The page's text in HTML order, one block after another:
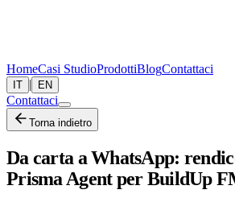
HomeCasi StudioProdottiBlogContattaci
IT | EN
Contattaci
Torna indietro
Da carta a WhatsApp:
Prisma Agent per BuildUp